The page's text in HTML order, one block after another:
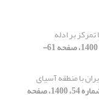
بر ادله
[دوره 15، شماره 55، 1400، صفحه 61-
با منطقه آسیای
[دوره 15، شماره 54، 1400، صفحه